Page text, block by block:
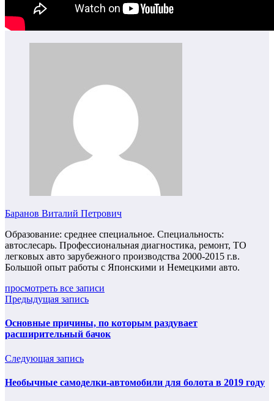
Баранов Виталий Петрович
Образование: среднее специальное. Специальность:
автослесарь. Профессиональная диагностика, ремонт, ТО
легковых авто зарубежного производства 2000-2015 г.в.
Большой опыт работы с Японскими и Немецкими авто.
просмотреть все записи
Предыдущая запись
Основные причины, по которым раздувает
расширительный бачок
Следующая запись
Необычные самоделки-автомобили для болота в 2019 году